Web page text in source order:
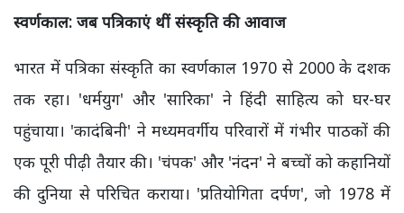
स्वर्णकाल: जब पत्रिकाएं थीं संस्कृति की आवाज
भारत में पत्रिका संस्कृति का स्वर्णकाल 1970 से 2000 के दशक
तक रहा। 'धर्मयुग' और 'सारिका' ने हिंदी साहित्य को घर-घर
पहुंचाया। 'कादंबिनी' ने मध्यमवर्गीय परिवारों में गंभीर पाठकों की
एक पूरी पीढ़ी तैयार की। 'चंपक' और 'नंदन' ने बच्चों को कहानियों
की दुनिया से परिचित कराया। 'प्रतियोगिता दर्पण', जो 1978 में